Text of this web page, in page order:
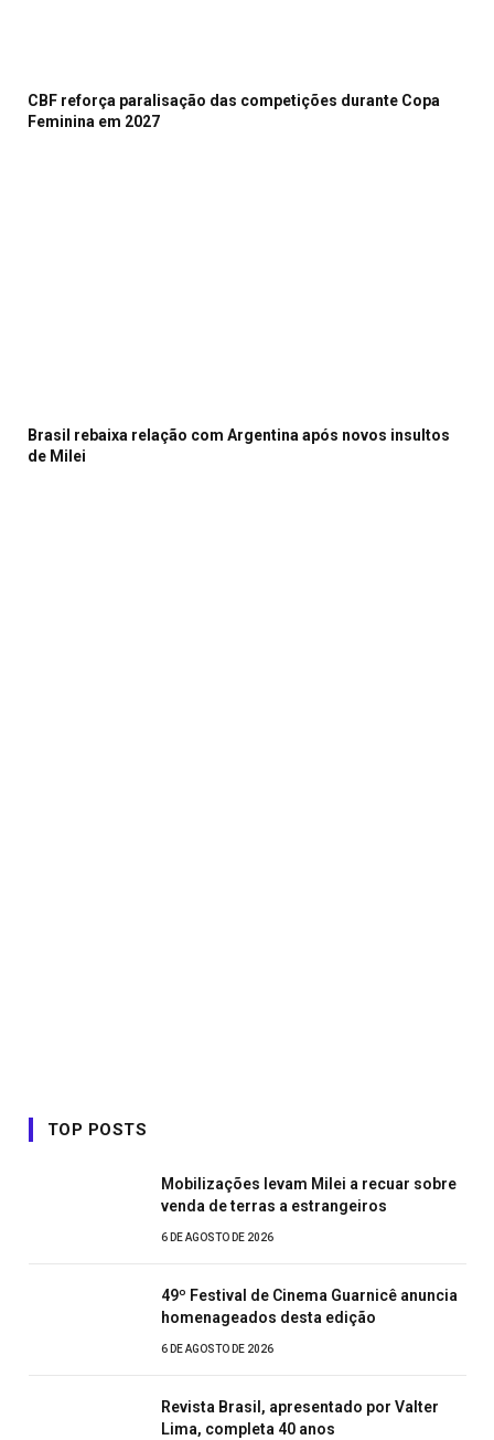
CBF reforça paralisação das competições durante Copa
Feminina em 2027
Brasil rebaixa relação com Argentina após novos insultos
de Milei
TOP POSTS
Mobilizações levam Milei a recuar sobre
venda de terras a estrangeiros
6 DE AGOSTO DE 2026
49º Festival de Cinema Guarnicê anuncia
homenageados desta edição
6 DE AGOSTO DE 2026
Revista Brasil, apresentado por Valter
Lima, completa 40 anos